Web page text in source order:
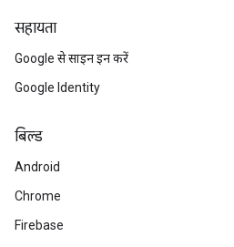
सहायता
Google से साइन इन करें
Google Identity
बिल्ड
Android
Chrome
Firebase